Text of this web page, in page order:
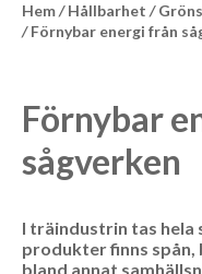
Hem/ Hållbarhet /
/ Förnybar energi från
Förnybar
sågverken
I träindustrin tas hela
produkter finns spån,
bland annat